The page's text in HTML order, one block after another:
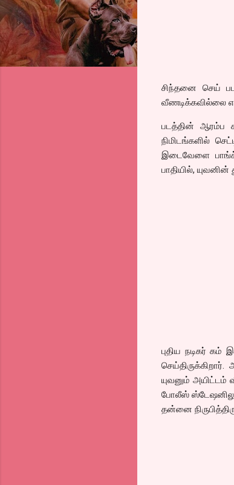
சிந்தனை செய்
வீணடிக்கவில்லை
படத்தின் ஆரம்ப
நிமிடங்களில்
இடைவேளை
பாதியில்,
புதிய நடிகர்
யுவனும் அயிட்டம்
போலீஸ்
தன்னை